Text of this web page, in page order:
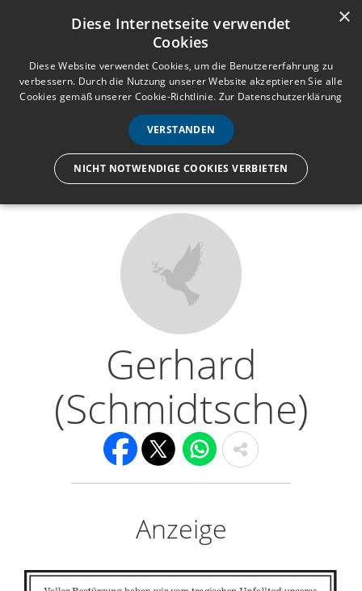
Anmelden Registrieren
e
n
ü
Wir lassen nur die Hand los,
Gerhard
(Schmidtsche)
Anzeige
×
Diese Internetseite verwendet
Cookies
Diese Website verwendet Cookies, um die Benutzererfahrung zu
verbessern. Durch die Nutzung unserer Website akzeptieren Sie alle
Cookies gemäß unserer Cookie-Richtlinie. Zur Datenschutzerklärung
VERSTANDEN
NICHT NOTWENDIGE COOKIES VERBIETEN